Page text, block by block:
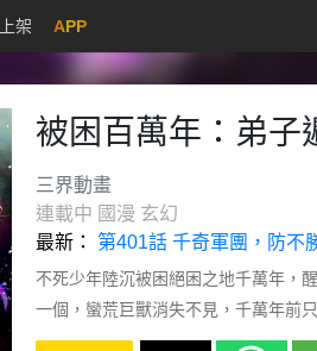
架 APP
被困百萬年：弟子
三界動畫
連載中 國漫 玄幻
最新： 第401話 千奇軍團，防不
不死少年陸沉被困絕困之地千萬年，
一個，蠻荒巨獸消失不見，千萬年前
主，好心收養的小女孩竟成了一界仙